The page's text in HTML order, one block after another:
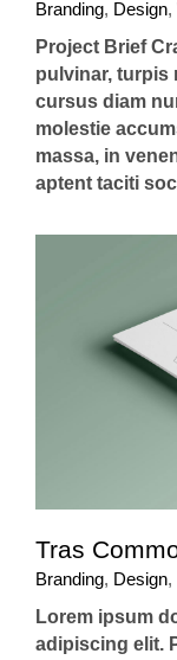
Branding, Design,
Project Brief
pulvinar, turpis
cursus diam
molestie
massa, in
aptent taciti
Tras
Branding, Design,
Lorem ipsum
adipiscing elit.